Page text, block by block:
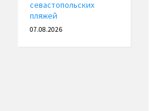
севастопольских
пляжей
07.08.2026